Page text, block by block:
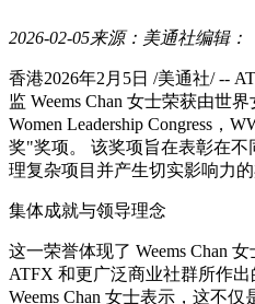
2026-02-05来源：美通社编辑：
香港2026年2月5日 /美通社/ --
监 Weems Chan 女士荣获由世
Women Leadership Congress，
奖"奖项。 该奖项旨在表彰在
理复杂项目并产生切实影响力的
集体成就与领导理念
这一荣誉体现了 Weems Chan
ATFX 和更广泛商业社群所作
Weems Chan 女士表示，这不